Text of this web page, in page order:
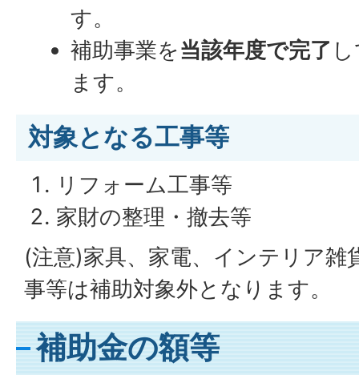
す。
補助事業を当該年度で完了
ます。
対象となる工事等
リフォーム工事等
家財の整理・撤去等
(注意)家具、家電、インテリア雑
事等は補助対象外となります。
補助金の額等